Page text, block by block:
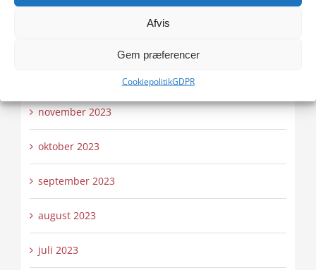
Afvis
Gem præferencer
CookiepolitikGDPR
februar 2024
november 2023
oktober 2023
september 2023
august 2023
juli 2023